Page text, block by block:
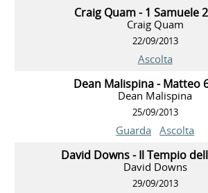
Craig Quam - 1 Samuele
Craig Quam
22/09/2013
Ascolta
Dean Malispina - Matteo
Dean Malispina
25/09/2013
Guarda Ascolta
David Downs - Il Tempio
David Downs
29/09/2013